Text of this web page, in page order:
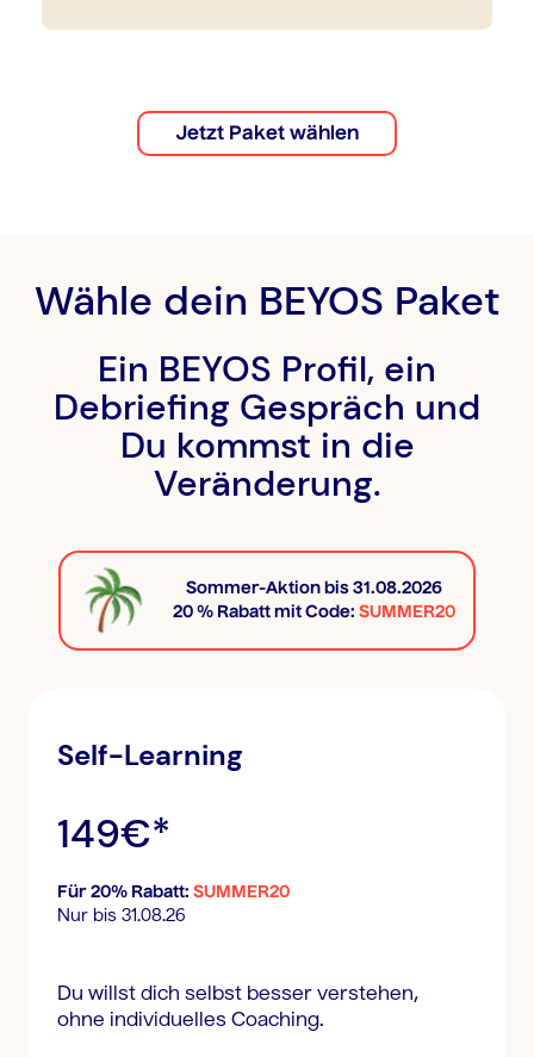
Jetzt Paket wählen
Wähle dein BEYOS Paket
Ein BEYOS Profil, ein
Debriefing Gespräch und
Du kommst in die
Veränderung.
Sommer-Aktion bis 31.08.2026
20 % Rabatt mit Code:SUMMER20
Self-Learning
149€*
Für 20% Rabatt: SUMMER20
Nur bis 31.08.26
Du willst dich selbst besser verstehen,
ohne individuelles Coaching.